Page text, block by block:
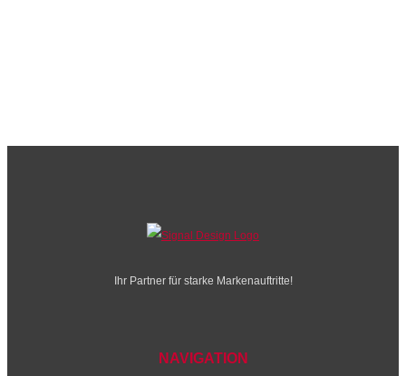
Ihr Partner für starke Markenauftritte!
NAVIGATION